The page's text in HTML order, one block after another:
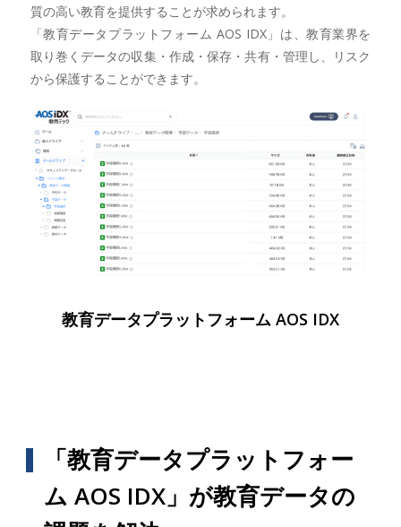
質の高い教育を提供することが求められます。
「教育データプラットフォーム AOS IDX」は、教育業界を
取り巻くデータの収集・作成・保存・共有・管理し、リスク
から保護することができます。
教育データプラットフォーム AOS IDX
「教育データプラットフォー
ム AOS IDX」が教育データの